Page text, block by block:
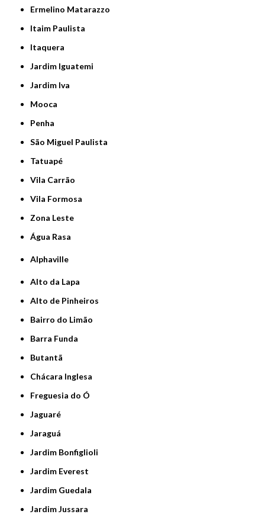
Ermelino Matarazzo
Itaim Paulista
Itaquera
Jardim Iguatemi
Jardim Iva
Mooca
Penha
São Miguel Paulista
Tatuapé
Vila Carrão
Vila Formosa
Zona Leste
Água Rasa
Alphaville
Alto da Lapa
Alto de Pinheiros
Bairro do Limão
Barra Funda
Butantã
Chácara Inglesa
Freguesia do Ó
Jaguaré
Jaraguá
Jardim Bonfiglioli
Jardim Everest
Jardim Guedala
Jardim Jussara